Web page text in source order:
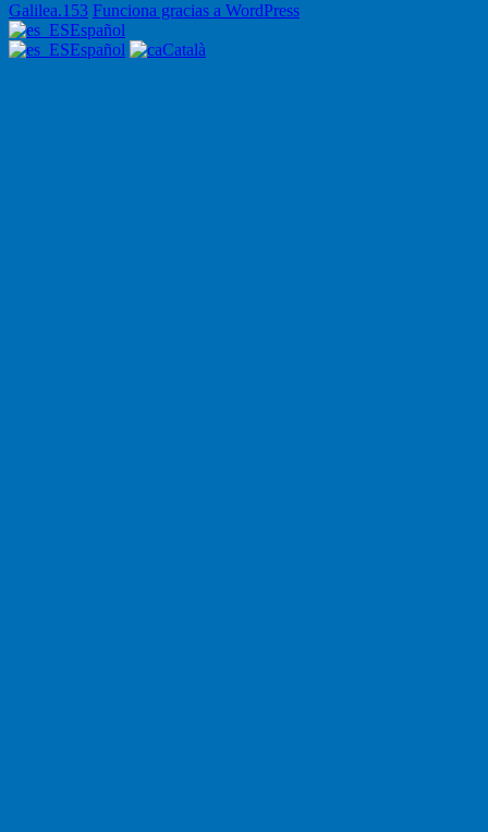
Galilea.153 Funciona gracias a WordPress
Español
Español
Català